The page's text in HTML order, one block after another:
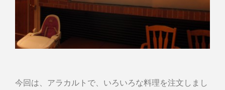
今回は、アラカルトで、いろいろな料理を注文しまし